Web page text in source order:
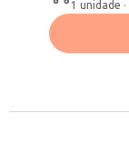
1 unidade ·